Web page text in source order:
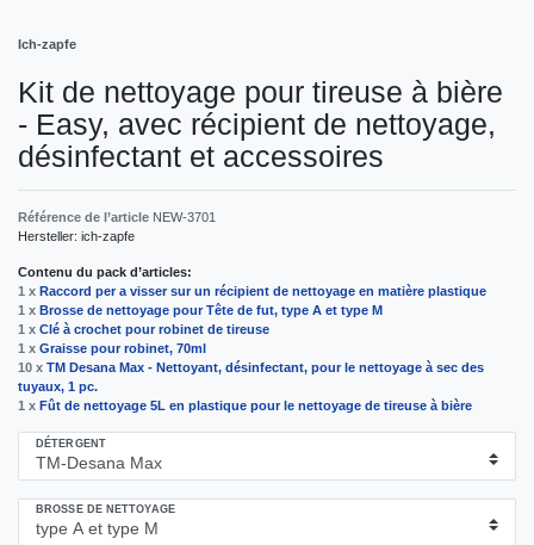
Ich-zapfe
Kit de nettoyage pour tireuse à bière
- Easy, avec récipient de nettoyage,
désinfectant et accessoires
Référence de l’article NEW-3701
Hersteller: ich-zapfe
Contenu du pack d’articles:
1 x Raccord per a visser sur un récipient de nettoyage en matière plastique
1 x Brosse de nettoyage pour Tête de fut, type A et type M
1 x Clé à crochet pour robinet de tireuse
1 x Graisse pour robinet, 70ml
10 x TM Desana Max - Nettoyant, désinfectant, pour le nettoyage à sec des
tuyaux, 1 pc.
1 x Fût de nettoyage 5L en plastique pour le nettoyage de tireuse à bière
DÉTERGENT
BROSSE DE NETTOYAGE